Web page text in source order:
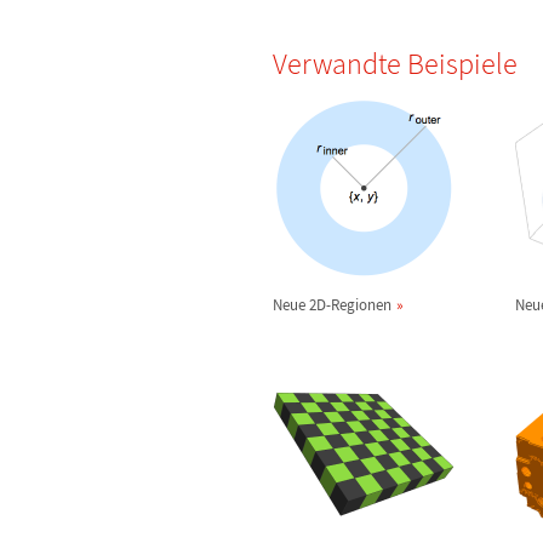
Verwandte Beispiele
Neue 2D-Regionen